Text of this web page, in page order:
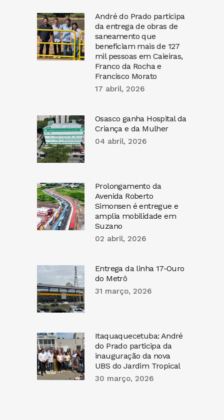
André do Prado participa
da entrega de obras de
saneamento que
beneficiam mais de 127
mil pessoas em Caieiras,
Franco da Rocha e
Francisco Morato
17 abril, 2026
Osasco ganha Hospital da
Criança e da Mulher
04 abril, 2026
Prolongamento da
Avenida Roberto
Simonsen é entregue e
amplia mobilidade em
Suzano
02 abril, 2026
Entrega da linha 17-Ouro
do Metrô
31 março, 2026
Itaquaquecetuba: André
do Prado participa da
inauguração da nova
UBS do Jardim Tropical
30 março, 2026